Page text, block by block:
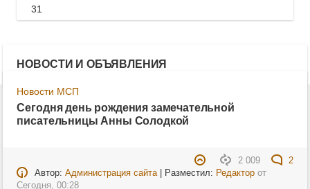
31
НОВОСТИ И ОБЪЯВЛЕНИЯ
Новости МСП
Сегодня день рождения замечательной
писательницы Анны Солодкой
2 009
2
Автор: Администрация сайта| Разместил: Редакторот
Сегодня, 00:28